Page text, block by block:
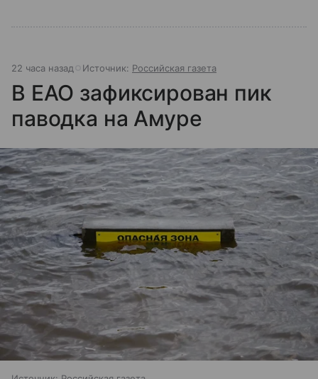
22 часа назад Источник: Российская газета
В ЕАО зафиксирован пик
паводка на Амуре